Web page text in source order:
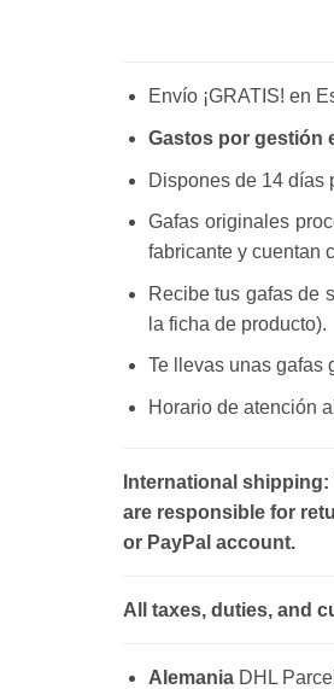
Envío ¡GRATIS! en
Gastos por gestión
Dispones de 14 días
Gafas originales
fabricante y cuentan
Recibe tus gafas de
la ficha de producto).
Te llevas unas gafas
Horario de atención
International shipping:
are responsible for
or PayPal account.
All taxes, duties, and
AlemaniaDHL